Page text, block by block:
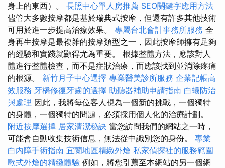
身上的東西）。 長照中心單人房推薦 SEO關鍵字應用方法
儘管大多數按摩都是基於瑞典式按摩，但還有許多其他技術
可用於進一步提高治療效果。 專屬台北會計事務所服務 全
身再生按摩是最複雜的按摩類型之一，因此按摩師擁有足夠
的經驗和實踐就顯得尤為重要。 根據整體方法，應該對人
體進行整體檢查，而不是症狀治療，而應該找到並消除疼痛
的根源。 新竹月子中心選擇 專業醫美診所服務 企業記帳高
效服務 牙橋修復牙齒的選擇 助聽器補助申請指南 白蟻防治
與處理 因此，我將每位客人視為一個新的挑戰，一個獨特
的身體，一個獨特的問題，必須採用個人化的治療計劃。
附近按摩選擇 居家清潔秘訣 當您訪問我們的網站之一時，
可能會自動收集技術信息，無法從中識別您的身份。 專業
白內障手術指南 宜蘭地區精緻外燴 私家偵探社的服務範圍
歐式外燴的精緻體驗 例如，將您引薦至本網站的另一個網